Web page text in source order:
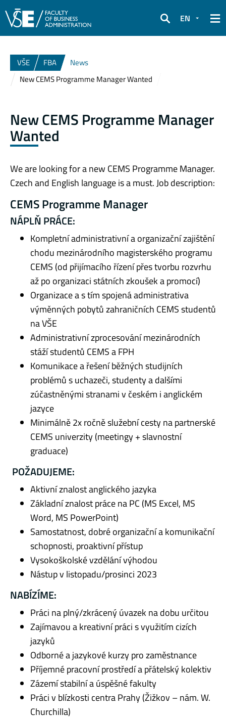
Search
EN
VŠE FBA
News
New CEMS Programme Manager Wanted
New CEMS Programme Manager
Wanted
We are looking for a new CEMS Programme Manager.
Czech and English language is a must. Job description:
CEMS Programme Manager
NÁPLŇ PRÁCE:
Kompletní administrativní a organizační zajištění
chodu mezinárodního magisterského programu
CEMS (od přijímacího řízení přes tvorbu rozvrhu
až po organizaci státních zkoušek a promocí)
Organizace a s tím spojená administrativa
výměnných pobytů zahraničních CEMS studentů
na VŠE
Administrativní zprocesování mezinárodních
stáží studentů CEMS a FPH
Komunikace a řešení běžných studijních
problémů s uchazeči, studenty a dalšími
zúčastněnými stranami v českém i anglickém
jazyce
Minimálně 2x ročně služební cesty na partnerské
CEMS univerzity (meetingy + slavnostní
graduace)
POŽADUJEME:
Aktivní znalost anglického jazyka
Základní znalost práce na PC (MS Excel, MS
Word, MS PowerPoint)
Samostatnost, dobré organizační a komunikační
schopnosti, proaktivní přístup
Vysokoškolské vzdělání výhodou
Nástup v listopadu/prosinci 2023
NABÍZÍME:
Práci na plný/zkrácený úvazek na dobu určitou
Zajímavou a kreativní práci s využitím cizích
jazyků
Odborné a jazykové kurzy pro zaměstnance
Příjemné pracovní prostředí a přátelský kolektiv
Zázemí stabilní a úspěšné fakulty
Práci v blízkosti centra Prahy (Žižkov – nám. W.
Churchilla)